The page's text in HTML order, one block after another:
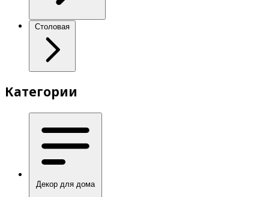
Столовая
Категории
Декор для дома